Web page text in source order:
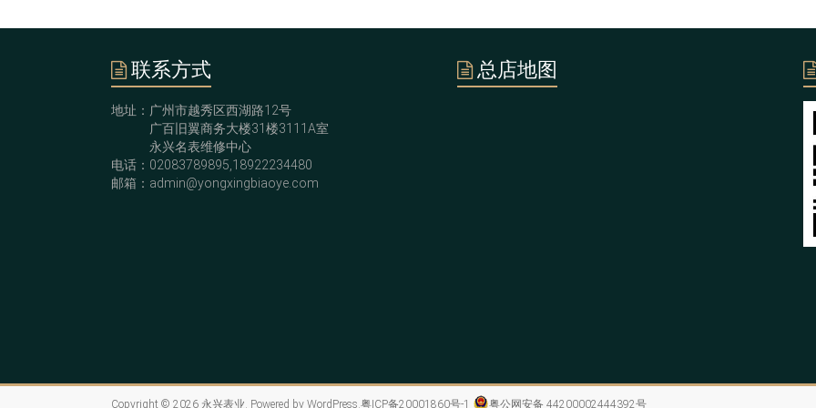
联系方式
地址：广州市越秀区西湖路12号
广百旧翼商务大楼31楼3111A室
永兴名表维修中心
电话：02083789895,18922234480
邮箱：admin@yongxingbiaoye.com
总店地图
Copyright © 2026 永兴表业. Powered by WordPress.粤ICP备20001860号-1 粤公网安备 44200002444392号